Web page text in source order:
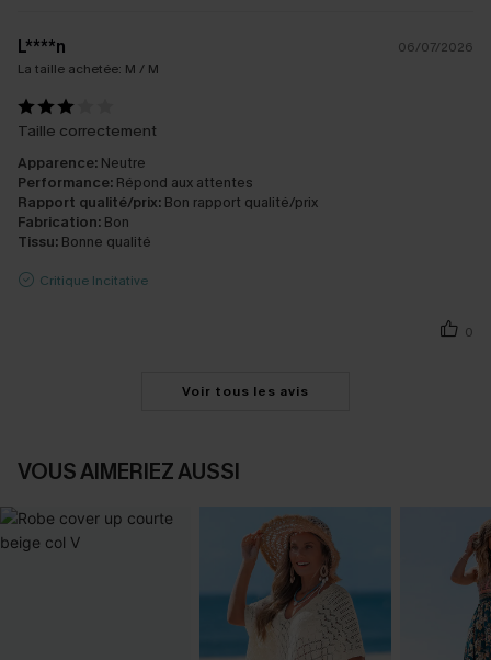
L****n
06/07/2026
La taille achetée: M / M
Taille correctement
Apparence: Neutre
Performance: Répond aux attentes
Rapport qualité/prix: Bon rapport qualité/prix
Fabrication: Bon
Tissu: Bonne qualité
Critique Incitative
0
Voir tous les avis
VOUS AIMERIEZ AUSSI